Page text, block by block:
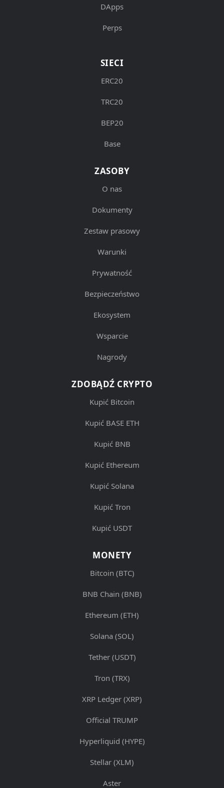
DApps
Perps
SIECI
ERC20
TRC20
BEP20
Base
ZASOBY
O nas
Dokumenty
Zestaw prasowy
Warunki
Prywatność
Bezpieczeństwo
Ekosystem
Wsparcie
Nagrody
ZDOBĄDŹ CRYPTO
Kupić Bitcoin
Kupić BASE ETH
Kupić BNB
Kupić Ethereum
Kupić Solana
Kupić Tron
Kupić USDT
MONETY
Bitcoin (BTC)
BNB Chain (BNB)
Ethereum (ETH)
Solana (SOL)
Tether (USDT)
Tron (TRX)
XRP Ledger (XRP)
Official TRUMP
Hyperliquid (HYPE)
Stellar (XLM)
Aster